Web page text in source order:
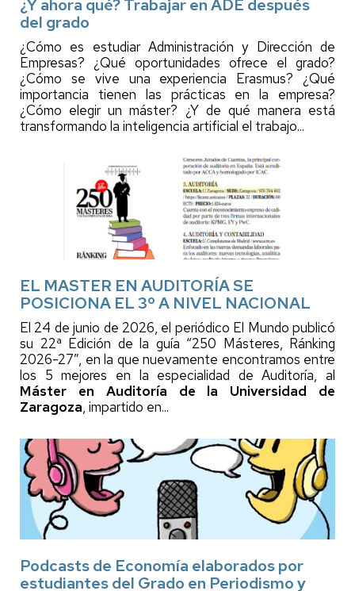
¿Y ahora qué? Trabajar en ADE después
del grado
¿Cómo es estudiar Administración y Dirección de
Empresas? ¿Qué oportunidades ofrece el grado?
¿Cómo se vive una experiencia Erasmus? ¿Qué
importancia tienen las prácticas en la empresa?
¿Cómo elegir un máster? ¿Y de qué manera está
transformando la inteligencia artificial el trabajo...
EL MASTER EN AUDITORÍA SE
POSICIONA EL 3º A NIVEL NACIONAL
El 24 de junio de 2026, el periódico El Mundo publicó
su 22ª Edición de la guía “250 Másteres, Ránking
2026-27”, en la que nuevamente encontramos entre
los 5 mejores en la especialidad de Auditoría, al
Máster en Auditoría de la Universidad de
Zaragoza, impartido en...
Podcasts de Economía elaborados por
estudiantes del Grado en Periodismo y